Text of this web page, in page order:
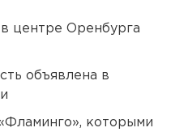
центре Оренбурга
объявлена в
которыми